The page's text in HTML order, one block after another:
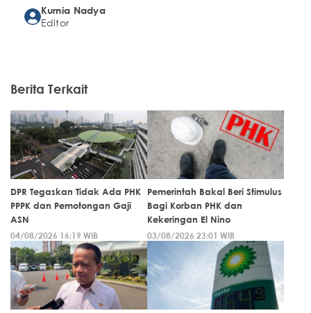
Kurnia Nadya
Editor
Berita Terkait
DPR Tegaskan Tidak Ada PHK
PPPK dan Pemotongan Gaji
ASN
04/08/2026 16:19 WIB
Pemerintah Bakal Beri Stimulus
Bagi Korban PHK dan
Kekeringan El Nino
03/08/2026 23:01 WIB